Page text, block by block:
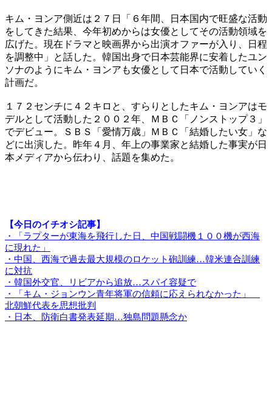
キム・ヨンア側近は２７日「６年間、日本国内で旺盛な活動
をしてきた結果、今年初めからは女優としてその活動領域を
広げた。現在ドラマと映画界から出演オファーが入り、日程
を調整中」と話した。韓国出身で日本芸能界に安着したユン
ソナのようにキム・ヨンアも女優として日本で活動していく
計画だ。
１７２センチに４２キロと、すらりとしたキム・ヨンアはモ
デルとして活動した２００２年、ＭＢＣ「ノンストップ３」
でデビュー。ＳＢＳ「愛情万歳」ＭＢＣ「結婚したい女」な
どに出演した。昨年４月、年上の事業家と結婚した事実が日
本メディアから伝わり、話題を集めた。
【今日のイチオシ記事】
・「ラプターが東海を飛行した日、中国戦闘機１００機が西海
に現れた」
・中国、西海で過去最大規模のロケット砲訓練…韓米連合訓練
に対抗
・韓国外交官、リビアから追放…スパイ容疑で
・「キム・ジョンウン青年将軍の信頼に応えられなかった」
北朝鮮代表を思想批判
・日本、防衛白書発表延期…独島問題懸念か